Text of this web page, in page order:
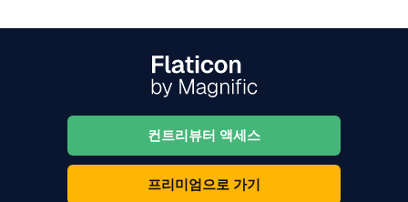
컨트리뷰터 액세스
프리미엄으로 가기